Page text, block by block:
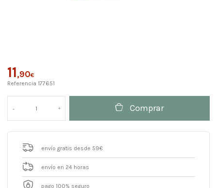
11,90€
Referencia 177651
Comprar
envío gratis desde 59€
envío en 24 horas
pago 100% seguro